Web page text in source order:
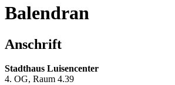
Balendran
Anschrift
Stadthaus Luisencenter
4. OG, Raum 4.39